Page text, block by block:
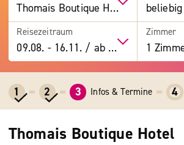
Thomais Boutique Hotel beliebig
Reisezeitraum
09.08. -16.11. / ab 7 Tage
Zimmer
1 2 3 Infos & Termine 4
Thomais Boutique Hotel